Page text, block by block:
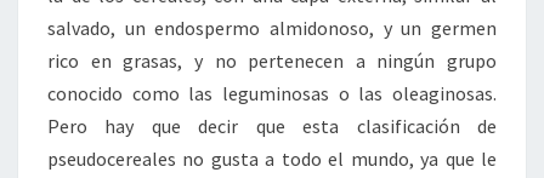
salvado, un endospermo almidonoso, y un germen
rico en grasas, y no pertenecen a ningún grupo
conocido como las leguminosas o las oleaginosas.
Pero hay que decir que esta clasificación de
pseudocereales no gusta a todo el mundo, ya que le